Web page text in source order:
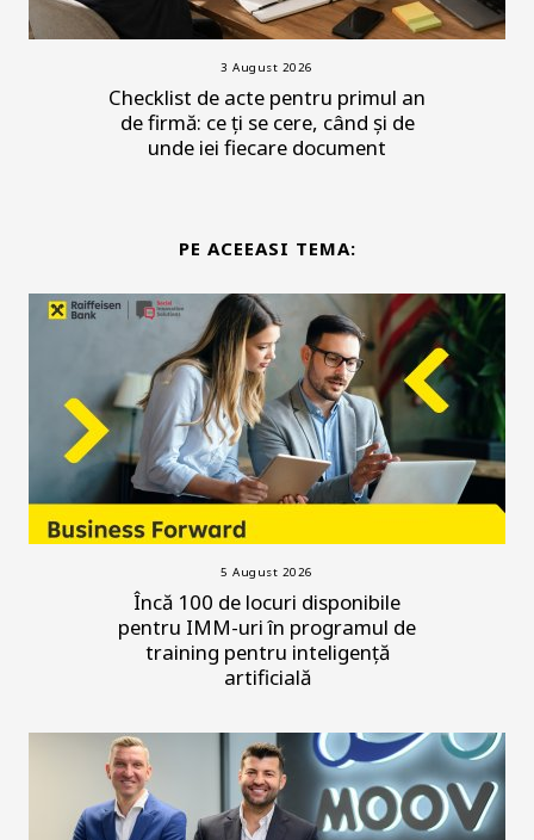
3 August 2026
Checklist de acte pentru primul an
de firmă: ce ți se cere, când și de
unde iei fiecare document
PE ACEEASI TEMA:
5 August 2026
Încă 100 de locuri disponibile
pentru IMM-uri în programul de
training pentru inteligență
artificială